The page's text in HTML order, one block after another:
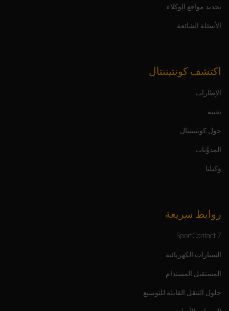
تحديد مواقع الوكلاء
الأسئلة الشائعة
اكتشف كونتيننتال
الإطارات
تقنية
حول كونتيننتال
المدوَّنات
وكيلنا
روابط سريعة
SportContact 7
السيارات الكهربائية
المستقبل المستدام
حلول التنقل القابلة للتوسيع